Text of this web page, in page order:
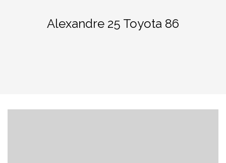
Alexandre 25 Toyota 86